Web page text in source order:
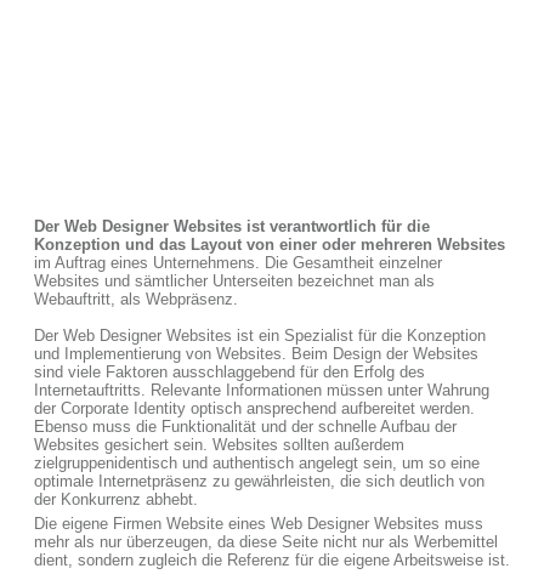
Der Web Designer Websites ist verantwortlich für die
Konzeption und das Layout von einer oder mehreren Websites
im Auftrag eines Unternehmens. Die Gesamtheit einzelner
Websites und sämtlicher Unterseiten bezeichnet man als
Webauftritt, als Webpräsenz.
Der Web Designer Websites ist ein Spezialist für die Konzeption
und Implementierung von Websites. Beim Design der Websites
sind viele Faktoren ausschlaggebend für den Erfolg des
Internetauftritts. Relevante Informationen müssen unter Wahrung
der Corporate Identity optisch ansprechend aufbereitet werden.
Ebenso muss die Funktionalität und der schnelle Aufbau der
Websites gesichert sein. Websites sollten außerdem
zielgruppenidentisch und authentisch angelegt sein, um so eine
optimale Internetpräsenz zu gewährleisten, die sich deutlich von
der Konkurrenz abhebt.
Die eigene Firmen Website eines Web Designer Websites muss
mehr als nur überzeugen, da diese Seite nicht nur als Werbemittel
dient, sondern zugleich die Referenz für die eigene Arbeitsweise ist.